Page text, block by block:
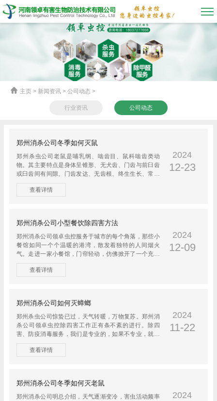
主页 > 新闻资讯 > 公司动态 >
行业资讯 公司动态
郑州消杀公司冬季如何灭鼠
郑州杀虫公司老鼠是哺乳纲、啮齿目、鼠科啮齿类动
物。其主要特点是身体呈锥形、无犬齿、门齿与前臼齿
或臼齿间有间隙、门齿发达、无齿根、终生生长、常见
查看详情
2024
12-23
郑州消杀公司小型餐饮除四害方法
郑州消杀公司领卓虫控服务于城市的每个角落，那些小
餐馆如同一个个温暖的港湾，散发着独特的人间烟火
气。走进一家小餐馆，门帘轻动，仿佛掀开了一个充满
查看详情
2024
12-09
郑州消杀公司如何灭蟑螂
郑州杀虫公司惊蛰已过，天气转暖，万物复苏。郑州消
杀公司领卓虫控除四害工作正有条不紊的进行。除四
害、防疫消毒服务，我们是专业的，如果不专业，就不
查看详情
2024
11-22
郑州消杀公司冬季如何灭老鼠
郑州消杀公司明总介绍，天气逐渐变冷，害虫活动频率
2024